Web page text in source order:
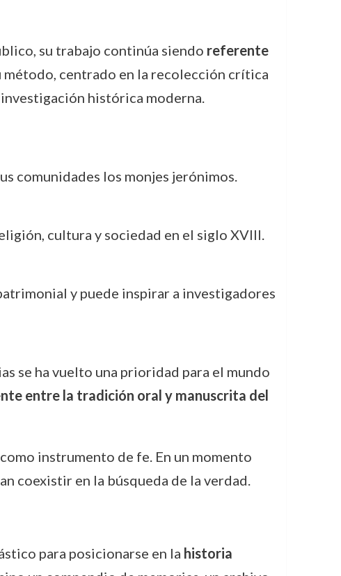
su trabajo continúa siendo referente
centrado en la recolección crítica
histórica moderna.
comunidades los monjes jerónimos.
cultura y sociedad en el siglo XVIII.
y puede inspirar a investigadores
se ha vuelto una prioridad para el mundo
entre la tradición oral y manuscrita del
instrumento de fe. En un momento
coexistir en la búsqueda de la verdad.
para posicionarse en la historia